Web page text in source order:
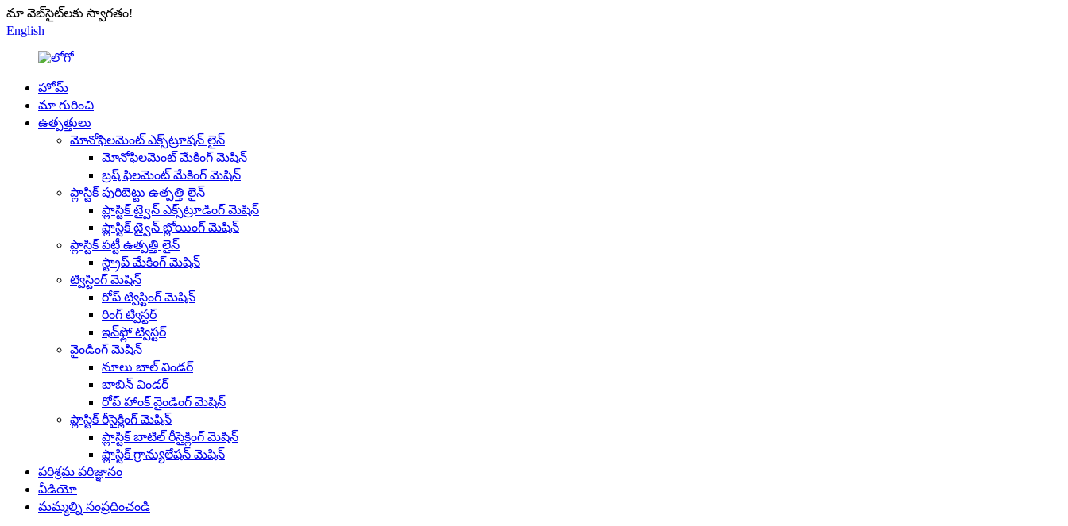
మా వెబ్‌సైట్‌లకు స్వాగతం!
English
హోమ్
మా గురించి
ఉత్పత్తులు
మోనోఫిలమెంట్ ఎక్స్‌ట్రూషన్ లైన్
మోనోఫిలమెంట్ మేకింగ్ మెషిన్
బ్రష్ ఫిలమెంట్ మేకింగ్ మెషిన్
ప్లాస్టిక్ పురిబెట్టు ఉత్పత్తి లైన్
ప్లాస్టిక్ ట్వైన్ ఎక్స్‌ట్రూడింగ్ మెషిన్
ప్లాస్టిక్ ట్వైన్ బ్లోయింగ్ మెషిన్
ప్లాస్టిక్ పట్టీ ఉత్పత్తి లైన్
స్ట్రాప్ మేకింగ్ మెషిన్
ట్విస్టింగ్ మెషిన్
రోప్ ట్విస్టింగ్ మెషిన్
రింగ్ ట్విస్టర్
ఇన్‌ఫ్లో ట్విస్టర్
వైండింగ్ మెషిన్
నూలు బాల్ విండర్
బాబిన్ విండర్
రోప్ హాంక్ వైండింగ్ మెషిన్
ప్లాస్టిక్ రీసైక్లింగ్ మెషిన్
ప్లాస్టిక్ బాటిల్ రీసైక్లింగ్ మెషిన్
ప్లాస్టిక్ గ్రాన్యులేషన్ మెషిన్
పరిశ్రమ పరిజ్ఞానం
వీడియో
మమ్మల్ని సంప్రదించండి